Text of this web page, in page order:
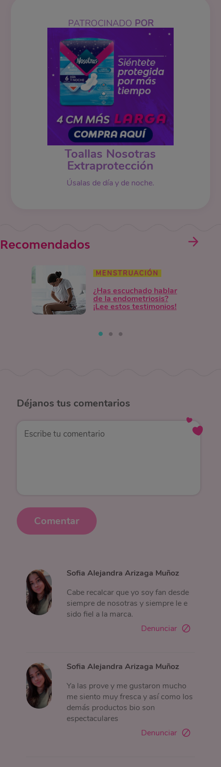
PATROCINADO POR
Toallas Nosotras
Extraprotección
Úsalas de día y de noche.
Recomendados
MENSTRUACIÓN
¿Has escuchado hablar
de la endometriosis?
¡Lee estos testimonios!
Déjanos tus comentarios
Comentar
Sofia Alejandra Arizaga Muñoz
Cabe recalcar que yo soy fan desde
siempre de nosotras y siempre le e
sido fiel a la marca.
Denunciar
Sofia Alejandra Arizaga Muñoz
Ya las prove y me gustaron mucho
me siento muy fresca y así como los
demás productos bio son
espectaculares
Denunciar